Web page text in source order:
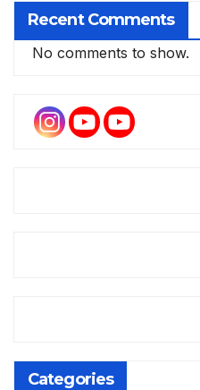
Recent Comments
No comments to show.
Categories